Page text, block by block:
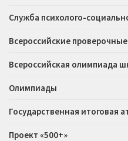
Служба психолого-
Всероссийские
Всероссийская олимпиада
Олимпиады
Государственная итоговая
Проект «500+»